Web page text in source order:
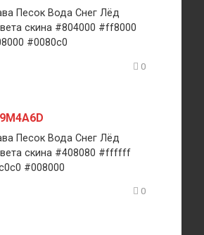
Песок Вода Снег Лёд
скина #804000 #ff8000
#0080c0
0
Песок Вода Снег Лёд
скина #408080 #ffffff
#008000
0